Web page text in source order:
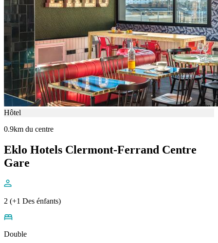
Hôtel
0.9km du centre
Eklo Hotels Clermont-Ferrand Centre
Gare
2 (+1 Des énfants)
Double